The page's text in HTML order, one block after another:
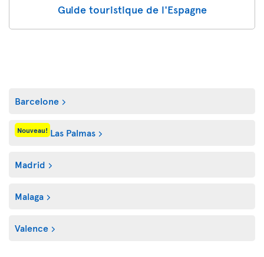
Guide touristique de l'Espagne
Barcelone
Nouveau! Las Palmas
Madrid
Malaga
Valence